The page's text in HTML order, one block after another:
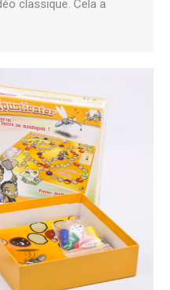
classique. Cela a